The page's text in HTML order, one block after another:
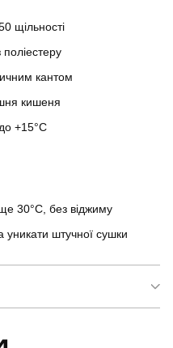
щільності
кантом
кишеня
+15°C
30°C, без віджиму
уникати штучної сушки